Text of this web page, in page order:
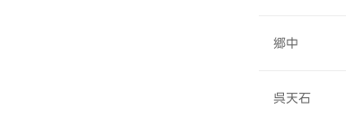
郷中
呉天石